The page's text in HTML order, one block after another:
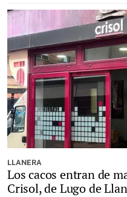
LLANERA
Los cacos entran de
Crisol, de Lugo de